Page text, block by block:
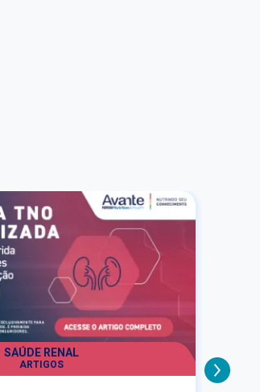
tratamento
nutricionais e
a longo prazo. Você
saberes e atuar de
no cuidado ao paciente com
casos práticos para
da realidade assistencial.
SAÚDE RENAL
ARTIGOS